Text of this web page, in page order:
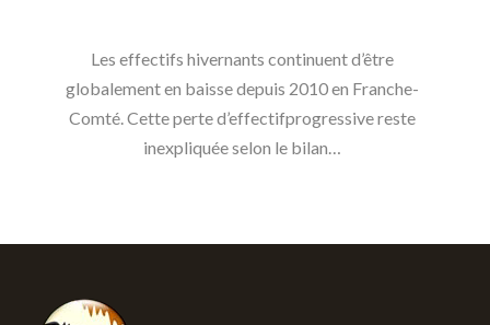
Les effectifs hivernants continuent d’être
globalement en baisse depuis 2010 en Franche-
Comté. Cette perte d’effectifprogressive reste
inexpliquée selon le bilan…